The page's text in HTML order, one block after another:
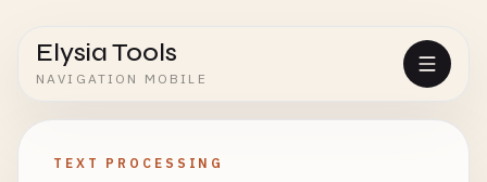
Elysia Tools
NAVIGATION MOBILE
TEXT PROCESSING